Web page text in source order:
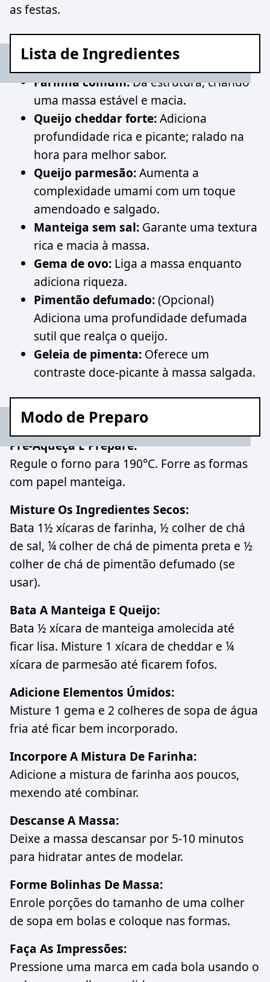
as festas.
Lista de Ingredientes
Farinha comum:Dá estrutura, criando
uma massa estável e macia.
Queijo cheddar forte:Adiciona
profundidade rica e picante; ralado na
hora para melhor sabor.
Queijo parmesão:Aumenta a
complexidade umami com um toque
amendoado e salgado.
Manteiga sem sal: Garante uma textura
rica e macia à massa.
Gema de ovo: Liga a massa enquanto
adiciona riqueza.
Pimentão defumado:(Opcional)
Adiciona uma profundidade defumada
sutil que realça o queijo.
Geleia de pimenta: Oferece um
contraste doce-picante à massa salgada.
Modo de Preparo
Pré-Aqueça E Prepare:
Regule o forno para 190°C. Forre as formas
com papel manteiga.
Misture Os Ingredientes Secos:
Bata 1½ xícaras de farinha, ½ colher de chá
de sal, ¼ colher de chá de pimenta preta e ½
colher de chá de pimentão defumado (se
usar).
Bata A Manteiga E Queijo:
Bata ½ xícara de manteiga amolecida até
ficar lisa. Misture 1 xícara de cheddar e ¼
xícara de parmesão até ficarem fofos.
Adicione Elementos Úmidos:
Misture 1 gema e 2 colheres de sopa de água
fria até ficar bem incorporado.
Incorpore A Mistura De Farinha:
Adicione a mistura de farinha aos poucos,
mexendo até combinar.
Descanse A Massa:
Deixe a massa descansar por 5-10 minutos
para hidratar antes de modelar.
Forme Bolinhas De Massa:
Enrole porções do tamanho de uma colher
de sopa em bolas e coloque nas formas.
Faça As Impressões:
Pressione uma marca em cada bola usando o